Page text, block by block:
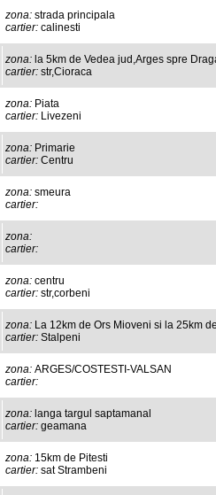
zona: strada principala
cartier: calinesti
zona: la 5km de Vedea jud,Arges spre
cartier: str,Cioraca
zona: Piata
cartier: Livezeni
zona: Primarie
cartier: Centru
zona: smeura
cartier:
zona:
cartier:
zona: centru
cartier: str,corbeni
zona: La 12km de Ors Mioveni si la 25km
cartier: Stalpeni
zona: ARGES/COSTESTI-VALSAN
cartier:
zona: langa targul saptamanal
cartier: geamana
zona: 15km de Pitesti
cartier: sat Strambeni